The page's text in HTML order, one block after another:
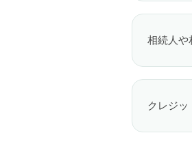
相続人や
クレジ